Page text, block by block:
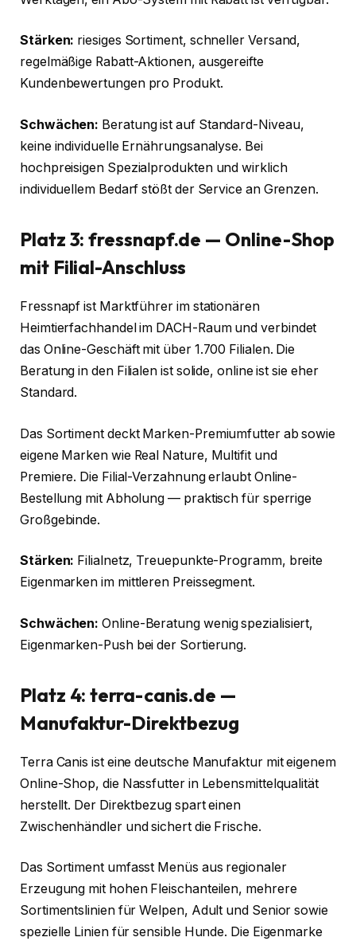
Stärken: riesiges Sortiment, schneller Versand,
regelmäßige Rabatt-Aktionen, ausgereifte
Kundenbewertungen pro Produkt.
Schwächen: Beratung ist auf Standard-Niveau,
keine individuelle Ernährungsanalyse. Bei
hochpreisigen Spezialprodukten und wirklich
individuellem Bedarf stößt der Service an Grenzen.
Platz 3: fressnapf.de — Online-Shop
mit Filial-Anschluss
Fressnapf ist Marktführer im stationären
Heimtierfachhandel im DACH-Raum und verbindet
das Online-Geschäft mit über 1.700 Filialen. Die
Beratung in den Filialen ist solide, online ist sie eher
Standard.
Das Sortiment deckt Marken-Premiumfutter ab sowie
eigene Marken wie Real Nature, Multifit und
Premiere. Die Filial-Verzahnung erlaubt Online-
Bestellung mit Abholung — praktisch für sperrige
Großgebinde.
Stärken: Filialnetz, Treuepunkte-Programm, breite
Eigenmarken im mittleren Preissegment.
Schwächen: Online-Beratung wenig spezialisiert,
Eigenmarken-Push bei der Sortierung.
Platz 4: terra-canis.de —
Manufaktur-Direktbezug
Terra Canis ist eine deutsche Manufaktur mit eigenem
Online-Shop, die Nassfutter in Lebensmittelqualität
herstellt. Der Direktbezug spart einen
Zwischenhändler und sichert die Frische.
Das Sortiment umfasst Menüs aus regionaler
Erzeugung mit hohen Fleischanteilen, mehrere
Sortimentslinien für Welpen, Adult und Senior sowie
spezielle Linien für sensible Hunde. Die Eigenmarke